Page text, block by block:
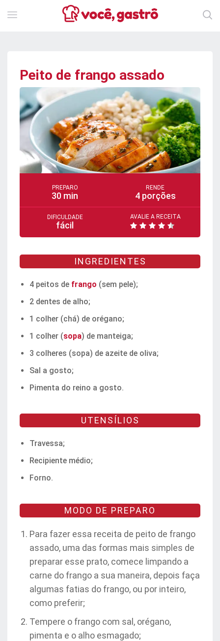
Peito de frango assado
PREPARO
30 min
RENDE
4 porções
DIFICULDADE
fácil
AVALIE A RECEITA
INGREDIENTES
4 peitos de frango (sem pele);
2 dentes de alho;
1 colher (chá) de orégano;
1 colher (sopa) de manteiga;
3 colheres (sopa) de azeite de oliva;
Sal a gosto;
Pimenta do reino a gosto.
UTENSÍLIOS
Travessa;
Recipiente médio;
Forno.
MODO DE PREPARO
Para fazer essa receita de peito de frango
assado, uma das formas mais simples de
preparar esse prato, comece limpando a
carne do frango a sua maneira, depois faça
algumas fatias do frango, ou por inteiro,
como preferir;
Tempere o frango com sal, orégano,
pimenta e o alho esmagado;